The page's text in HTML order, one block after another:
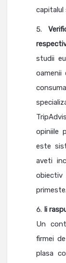
capitalul
studii
oamenii
opiniile
este
aveti
primeste.
Ii
Un
firmei
plasa